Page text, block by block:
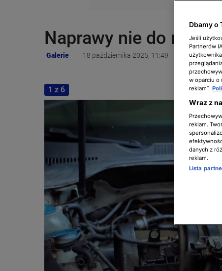
Naprawy nie do
Galerie 18 października 2025, 11:49
1 z 6
Dbamy o
Jeśli
Partnerów
w oparciu o
reklam”.
Wraz z
reklam.
danych z
reklam.
Lista